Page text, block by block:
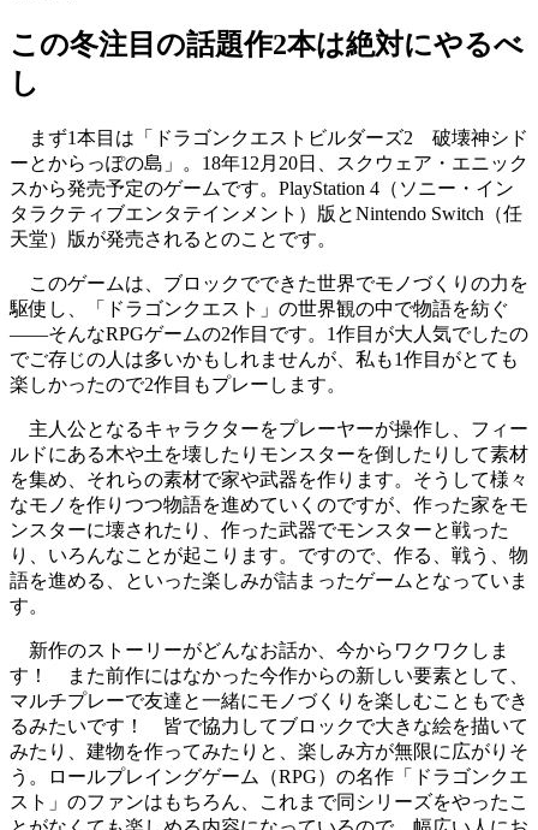
この冬注目の話題作2本は絶対にやるべ
し
まず1本目は「ドラゴンクエストビルダーズ2 破壊神シド
ーとからっぽの島」。18年12月20日、スクウェア・エニック
スから発売予定のゲームです。PlayStation 4（ソニー・イン
タラクティブエンタテインメント）版とNintendo Switch（任
天堂）版が発売されるとのことです。
このゲームは、ブロックでできた世界でモノづくりの力を
駆使し、「ドラゴンクエスト」の世界観の中で物語を紡ぐ
――そんなRPGゲームの2作目です。1作目が大人気でしたの
でご存じの人は多いかもしれませんが、私も1作目がとても
楽しかったので2作目もプレーします。
主人公となるキャラクターをプレーヤーが操作し、フィー
ルドにある木や土を壊したりモンスターを倒したりして素材
を集め、それらの素材で家や武器を作ります。そうして様々
なモノを作りつつ物語を進めていくのですが、作った家をモ
ンスターに壊されたり、作った武器でモンスターと戦った
り、いろんなことが起こります。ですので、作る、戦う、物
語を進める、といった楽しみが詰まったゲームとなっていま
す。
新作のストーリーがどんなお話か、今からワクワクしま
す！ また前作にはなかった今作からの新しい要素として、
マルチプレーで友達と一緒にモノづくりを楽しむこともでき
るみたいです！ 皆で協力してブロックで大きな絵を描いて
みたり、建物を作ってみたりと、楽しみ方が無限に広がりそ
う。ロールプレイングゲーム（RPG）の名作「ドラゴンクエ
スト」のファンはもちろん、これまで同シリーズをやったこ